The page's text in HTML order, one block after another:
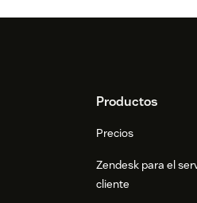
FooterProductos
Precios
Zendesk para el
cliente